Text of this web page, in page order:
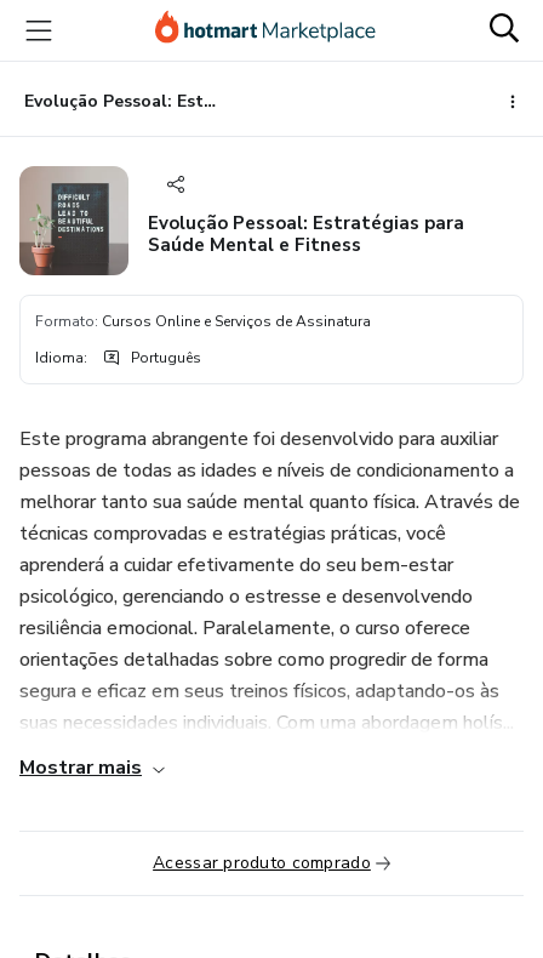
para
conteúdo
principal
para
pagamento
para
rodapé
Evolução Pessoal: Estratégias para Saúde Mental e Fitness
Evolução Pessoal: Estratégias para
Saúde Mental e Fitness
Formato: Cursos Online e Serviços de Assinatura
Idioma: Português
Este programa abrangente foi desenvolvido para auxiliar
pessoas de todas as idades e níveis de condicionamento a
melhorar tanto sua saúde mental quanto física. Através de
técnicas comprovadas e estratégias práticas, você
aprenderá a cuidar efetivamente do seu bem-estar
psicológico, gerenciando o estresse e desenvolvendo
resiliência emocional. Paralelamente, o curso oferece
orientações detalhadas sobre como progredir de forma
segura e eficaz em seus treinos físicos, adaptando-os às
suas necessidades individuais. Com uma abordagem holís...
Mostrar mais
Acessar produto comprado